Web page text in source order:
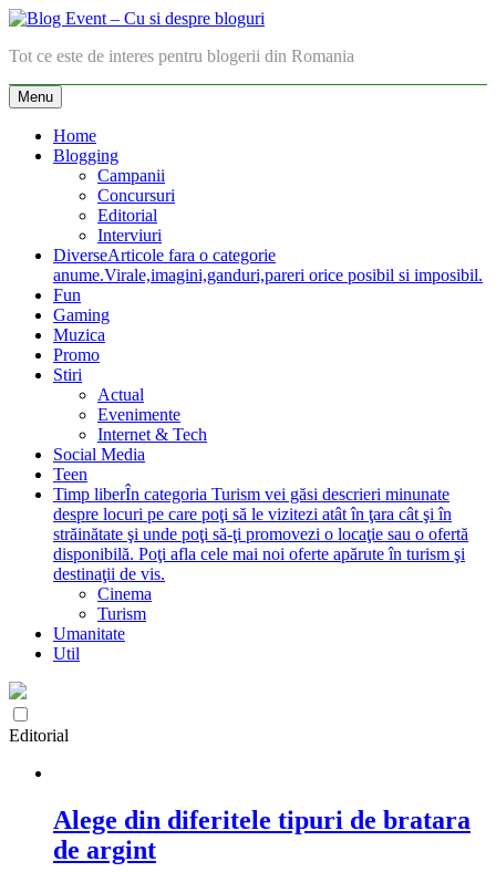
Skip
content
Blog Event – Cu si despre bloguri
Tot ce este de interes pentru blogerii din Romania
Menu
Home
Blogging
Campanii
Concursuri
Editorial
Interviuri
DiverseArticole fara o categorie
anume.Virale,imagini,ganduri,pareri orice posibil si imposibil.
Fun
Gaming
Muzica
Promo
Stiri
Actual
Evenimente
Internet & Tech
Social Media
Teen
Timp liberÎn categoria Turism vei găsi descrieri minunate
despre locuri pe care poţi să le vizitezi atât în ţara cât şi în
străinătate şi unde poţi să-ţi promovezi o locaţie sau o ofertă
disponibilă. Poţi afla cele mai noi oferte apărute în turism şi
destinaţii de vis.
Cinema
Turism
Umanitate
Util
Editorial
Alege din diferitele tipuri de bratara
de argint